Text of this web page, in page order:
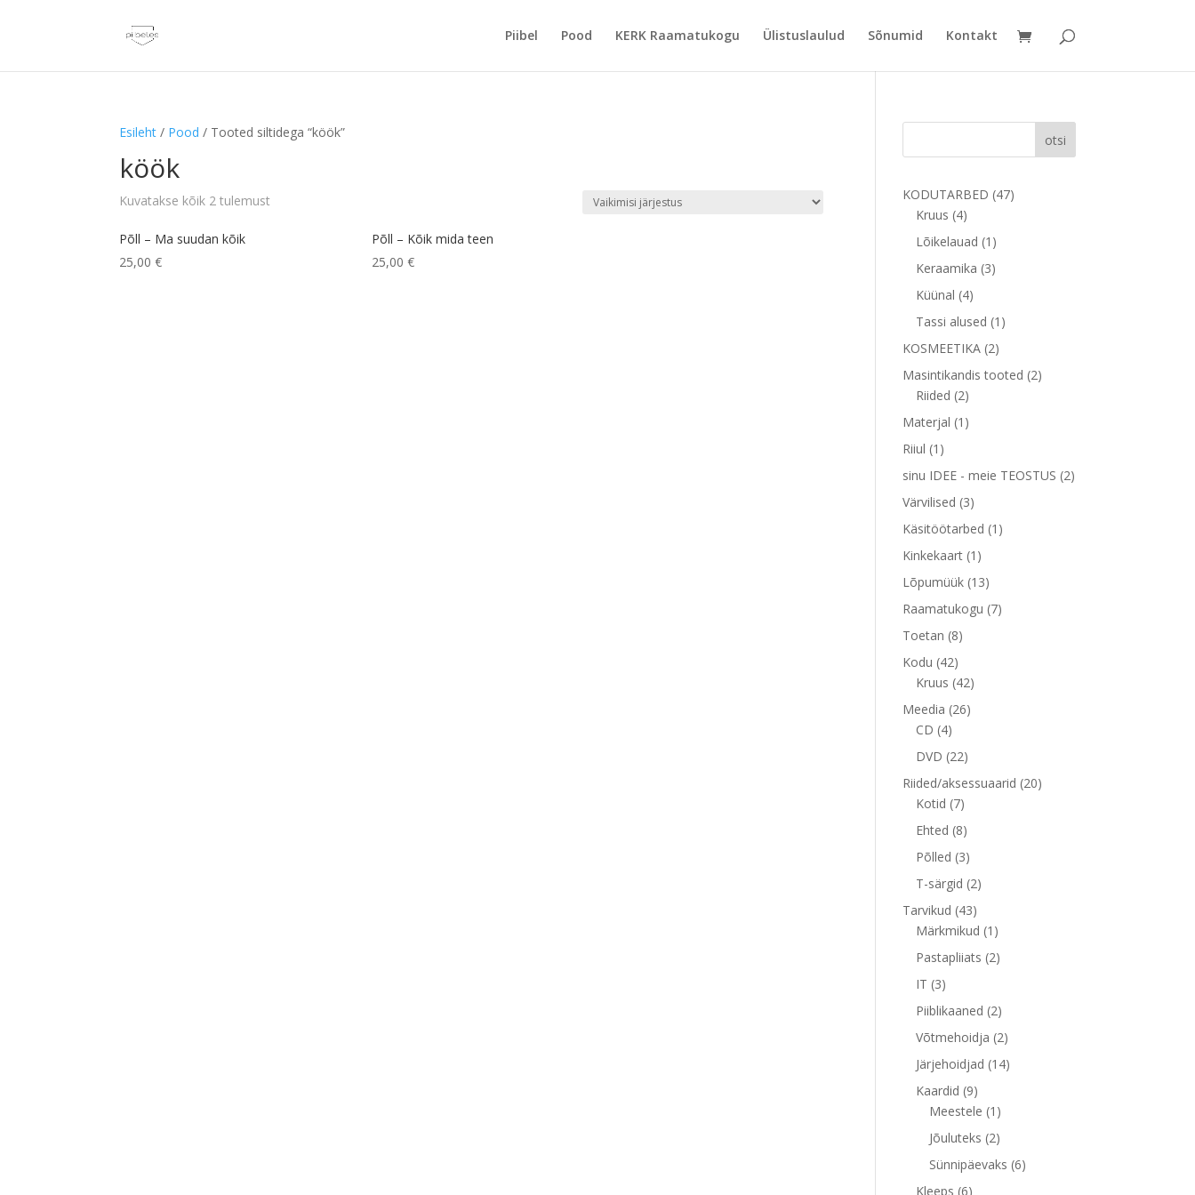
Piibel Pood KERK Raamatukogu Ülistuslaulud Sõnumid Kontakt
Esileht / Pood / Tooted siltidega “köök”
köök
Kuvatakse kõik 2 tulemust
Põll – Ma suudan kõik
25,00€
Põll – Kõik mida teen
25,00 €
otsi
KODUTARBED 4747
Kruus 44
toodet
Lõikelauad 1 1
toode
Keraamika 33
Küünal 44
toodet
Tassi alused 1 1
KOSMEETIKA 22
toodet
Masintikandis tooted 22
Riided 22
toodet
Materjal 1 1
Riiul 1 1
toode
sinu IDEE - meie TEOSTUS 22
Värvilised 33
toodet
Käsitöötarbed 1 1
Kinkekaart 1 1
toode
Lõpumüük 1313
toodet
Raamatukogu 77
Toetan 88
Kodu 4242
toodet
Kruus 4242
Meedia 2626
CD 44
toodet
DVD 2222
Riided/aksessuaarid 2020
Kotid 77
toodet
Ehted 88
toodet
Põlled 33
toodet
T-särgid 22
Tarvikud 4343
toodet
Märkmikud 1 1
toode
Pastapliiats 22
IT 33
toodet
Piiblikaaned 22
toodet
Võtmehoidja 22
toodet
Järjehoidjad 1414
Kaardid 99
toodet
Meestele 1 1
toode
Jõuluteks 22
toodet
Sünnipäevaks 66
Kleeps 66